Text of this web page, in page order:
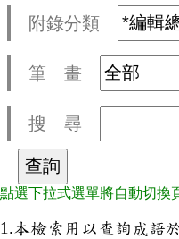
附錄分類
筆 畫
搜 尋
點選下拉式選單將自動切換
1.本檢索用以查詢成語